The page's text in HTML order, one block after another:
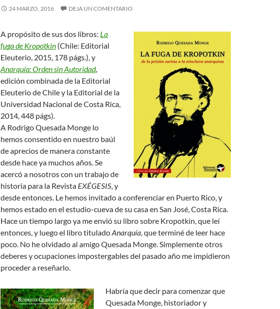
24 MARZO, 2016 DEJA UN COMENTARIO
A propósito de sus dos libros: La
fuga de Kropotkin (Chile: Editorial
Eleuterio, 2015, 178 págs.), y
Anarquía: Orden sin Autoridad,
edición combinada de la Editorial
Eleuterio de Chile y la Editorial de la
Universidad Nacional de Costa Rica,
2014, 448 págs).
A Rodrigo Quesada Monge lo
hemos consentido en nuestro baúl
de aprecios de manera constante
desde hace ya muchos años. Se
acercó a nosotros con un trabajo de
historia para la Revista EXÉGESIS, y
desde entonces. Le hemos invitado a conferenciar en Puerto Rico, y
hemos estado en el estudio-cueva de su casa en San José, Costa Rica.
Hace un tiempo largo ya me envió su libro sobre Kropotkin, que leí
entonces, y luego el libro tituladoAnarquía, que terminé de leer hace
poco. No he olvidado al amigo Quesada Monge. Simplemente otros
deberes y ocupaciones impostergables del pasado año me impidieron
proceder a reseñarlo.
Habría que decir para comenzar que
Quesada Monge, historiador y